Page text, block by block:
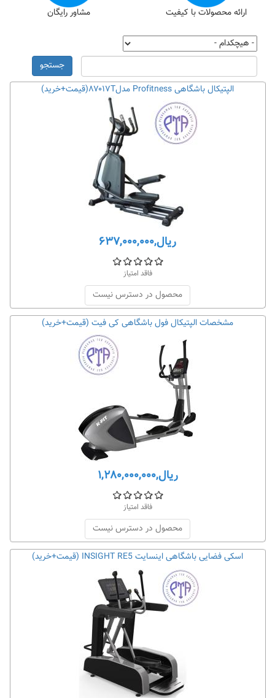
مشاور رایگان ارائه محصولات با کیفیت
جستجو
الپتیکال باشگاهی Profitness مدل۸۷۰۱۷T(قیمت+خرید)
ریال,۶۳۷,۰۰۰,۰۰۰
فاقد امتیاز
محصول در دسترس نیست
مشخصات الپتيکال فول باشگاهی کی فيت (قیمت+خرید)
ریال,۱,۲۸۰,۰۰۰,۰۰۰
فاقد امتیاز
محصول در دسترس نیست
اسکی فضايی باشگاهی اينسايت INSIGHT RE5 (قیمت+خرید)